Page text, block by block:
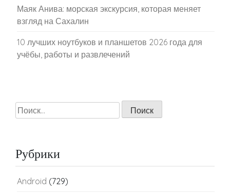
Маяк Анива: морская экскурсия, которая меняет
взгляд на Сахалин
10 лучших ноутбуков и планшетов 2026 года для
учёбы, работы и развлечений
Найти:
Рубрики
Android (729)